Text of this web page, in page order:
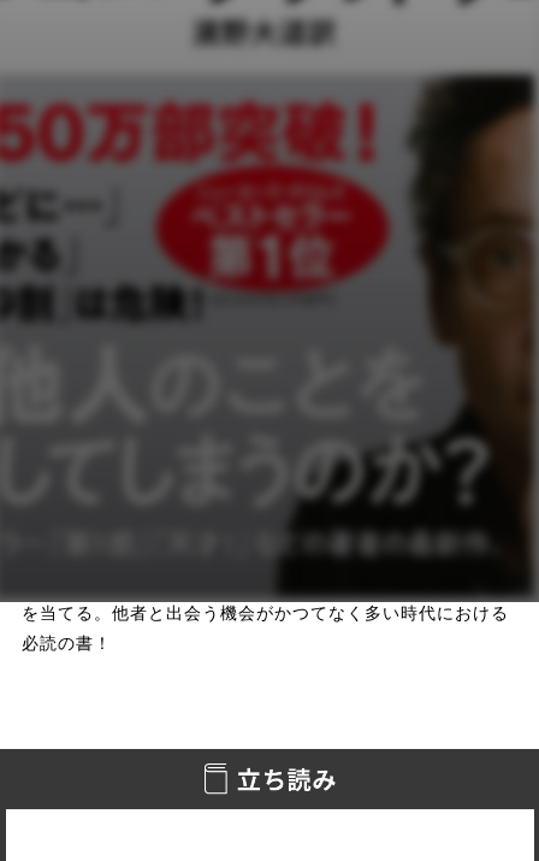
ニューヨーク・タイムズ・ベストセラー1位！（2019/9/29）
30週以上連続ランクイン！
“わかりあえない時代”を乗り越えるための必読書！
軽微な違反で警官に車を止められた黒人女性は、なぜ逮捕さ
れ、数日後に留置所で自殺することになったのか。有名アメ
フトコーチによる少年たちへの性的虐待が長年発覚しなかっ
たのはなぜか。大学キャンパス内での強姦事件が増えている
のはなぜか。誰もがある女性を殺人犯に違いないと思い込ん
あなたが思うほど単純ではないのだ。ではわたしたちは、ど
のように他人について判断すべきなのか。
『第1感』『天才!』などの世界的ベストセラーを送り出して
人間の性質の暗い側面についての定説の誤りを暴き、「他者
を当てる。他者と出会う機会がかつてなく多い時代における
必読の書！